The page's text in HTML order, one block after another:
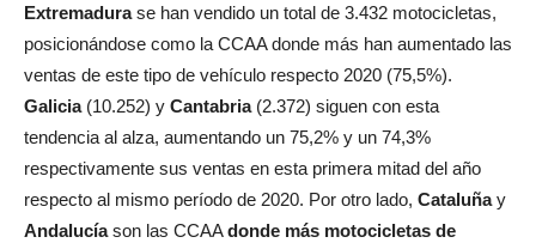
Extremadurase han vendido un total de 3.432 motocicletas,
posicionándose como la CCAA donde más han aumentado las
ventas de este tipo de vehículo respecto 2020 (75,5%).
Galicia (10.252) y Cantabria (2.372) siguen con esta
tendencia al alza, aumentando un 75,2% y un 74,3%
respectivamente sus ventas en esta primera mitad del año
respecto al mismo período de 2020. Por otro lado, Cataluñay
Andalucíason las CCAAdonde más motocicletas de